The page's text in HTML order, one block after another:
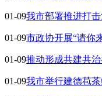
01-09我市部署推进打
01-09市政协开展“请你
01-09推动形成共建共
01-09我市举行建德苞